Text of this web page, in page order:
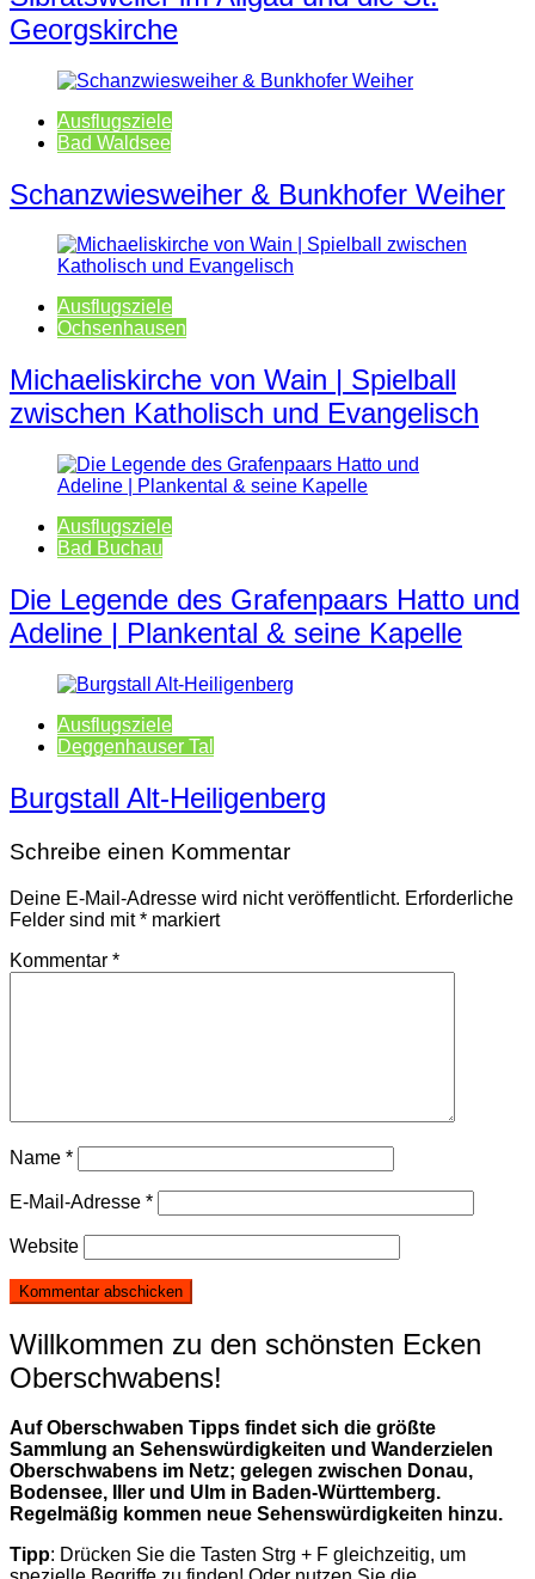
Georgskirche
Ausflugsziele
Bad Waldsee
Schanzwiesweiher & Bunkhofer Weiher
Ausflugsziele
Ochsenhausen
Michaeliskirche von Wain | Spielball
zwischen Katholisch und Evangelisch
Ausflugsziele
Bad Buchau
Die Legende des Grafenpaars Hatto und
Adeline | Plankental & seine Kapelle
Ausflugsziele
Deggenhauser Tal
Burgstall Alt-Heiligenberg
Schreibe einen Kommentar
Deine E-Mail-Adresse wird nicht veröffentlicht. Erforderliche
Felder sind mit* markiert
Kommentar *
Name *
E-Mail-Adresse *
Website
Willkommen zu den schönsten Ecken
Oberschwabens!
Auf Oberschwaben Tipps findet sich die größte
Sammlung an Sehenswürdigkeiten und Wanderzielen
Oberschwabens im Netz; gelegen zwischen Donau,
Bodensee, Iller und Ulm in Baden-Württemberg.
Regelmäßig kommen neue Sehenswürdigkeiten hinzu.
Tipp: Drücken Sie die Tasten Strg + F gleichzeitig, um